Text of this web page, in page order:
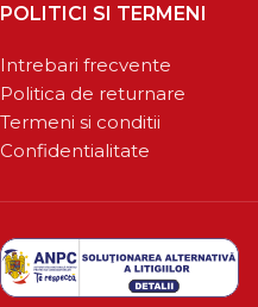
POLITICI SI TERMENI
Intrebari frecvente
Politica de returnare
Termeni si conditii
Confidentialitate